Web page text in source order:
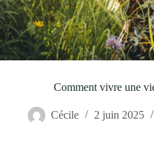
Comment vivre une
Cécile 2 juin 2025